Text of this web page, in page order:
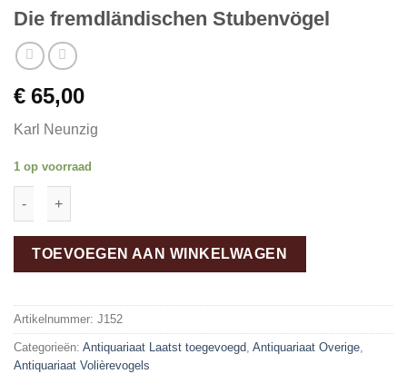
Die fremdländischen Stubenvögel
€ 65,00
Karl Neunzig
1 op voorraad
TOEVOEGEN AAN WINKELWAGEN
Artikelnummer: J152
Categorieën: Antiquariaat Laatst toegevoegd, Antiquariaat Overige,
Antiquariaat Volièrevogels